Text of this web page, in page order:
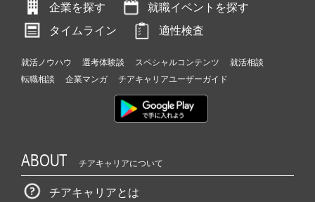
企業を探す
就職イベントを探す
タイムライン
適性検査
就活ノウハウ 選考体験談 スペシャルコンテンツ
就活相談
転職相談
企業マンガ チアキャリアユーザーガイド
ABOUT チアキャリアについて
チアキャリアとは